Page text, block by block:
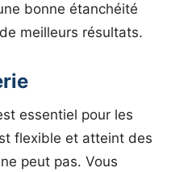
bonne étanchéité
meilleurs résultats.
essentiel pour les
flexible et atteint des
peut pas. Vous